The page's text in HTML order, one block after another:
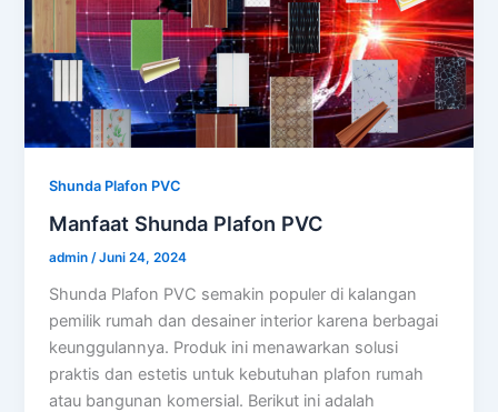
Shunda Plafon PVC
Manfaat Shunda Plafon PVC
admin/Juni 24, 2024
Shunda Plafon PVC semakin populer di kalangan
pemilik rumah dan desainer interior karena berbagai
keunggulannya. Produk ini menawarkan solusi
praktis dan estetis untuk kebutuhan plafon rumah
atau bangunan komersial. Berikut ini adalah